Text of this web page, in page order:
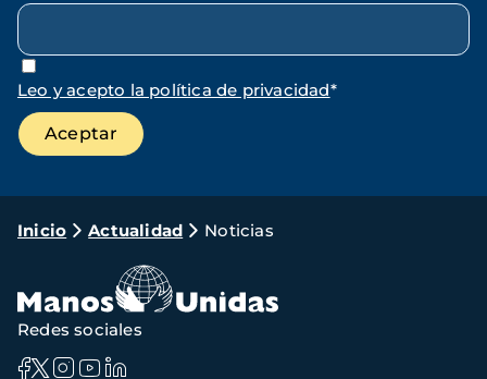
Leo y acepto la política de privacidad*
Ruta
navegación
Inicio Actualidad Noticias
Redes sociales